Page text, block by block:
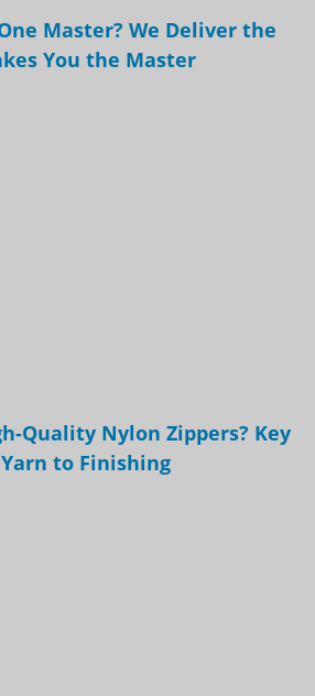
Master? We Deliver the
You the Master
Quality Nylon Zippers? Key
to Finishing